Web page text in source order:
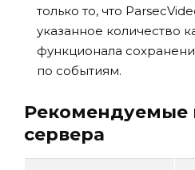
только то, что
указанное количество
функционала
по событиям.
Рекомендуемые
сервера